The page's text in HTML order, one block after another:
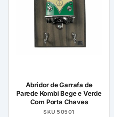
Abridor de Garrafa de
Parede Kombi Bege e Verde
Com Porta Chaves
SKU 50501